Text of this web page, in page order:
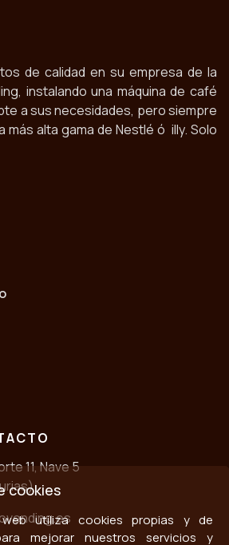
de calidad en su empresa de la
instalando una máquina de café
a sus necesidades, pero siempre
alta gama de Nestlé ó illy. Solo
11, Nave 5
cookies
utiliza cookies propias y de
mejorar nuestros servicios y